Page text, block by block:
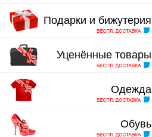
Подарки и бижутерия
Уценённые товары
Одежда
Обувь